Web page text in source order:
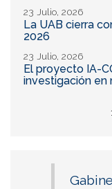
23 Julio, 2026
La UAB cierra
2026
23 Julio, 2026
El proyecto IA-
investigación en